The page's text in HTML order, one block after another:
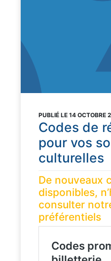
PUBLIÉ LE 14 OCTOBRE
Codes de
pour vos
culturelles
De nouveaux
disponibles,
consulter
préférentiels